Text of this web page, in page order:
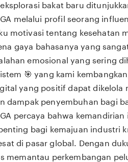
bakat baru
melalui profil seorang
motivasi tentang kesehatan
gaya bahasanya yang
emosional yang sering
🎯 yang kami
yang positif dapat dikelola
dampak penyembuhan bagi
percaya bahwa
bagi kemajuan industri
di pasar global. Dengan
memantau perkembangan